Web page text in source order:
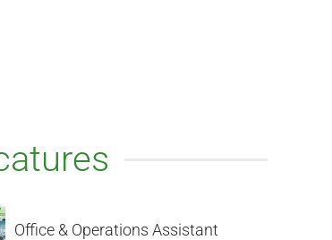
Office & Operations Assistant